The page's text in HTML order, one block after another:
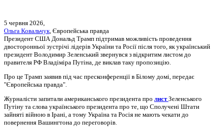
5 червня 2026,
Ольга Ковальчук , Європейська правда
Президент США Дональд Трамп підтримав можливість проведення
двосторонньої зустрічі лідерів України та Росії після того, як український
президент Володимир Зеленський звернувся з відкритим листом до
правителя РФ Владіміра Путіна, де виклав таку пропозицію.
Про це Трамп заявив під час пресконференції в Білому домі, передає
"Європейська правда".
Журналісти запитали американського президента про листЗеленського
Путіну та слова українського президента про те, що Сполучені Штати
зайняті війною в Ірані, а тому Україна та Росія не мають чекати до
повернення Вашингтона до переговорів.